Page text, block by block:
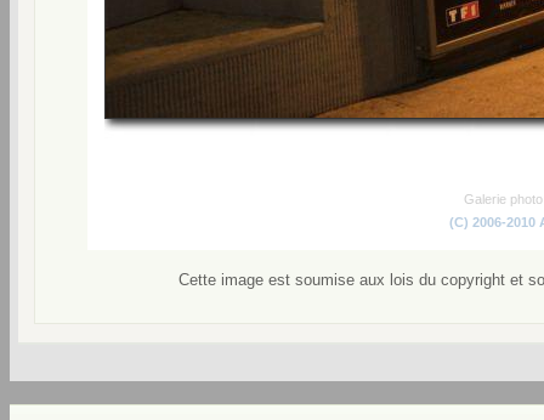
Galerie
(C) 2006-2010
Cette image est soumise aux lois du copyright et